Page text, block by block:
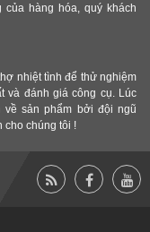
hàng hóa, quý khách
nhiệt tình để thử nghiệm
và đánh giá công cụ. Lúc
sản phẩm bởi đội ngũ
cho chúng tôi !